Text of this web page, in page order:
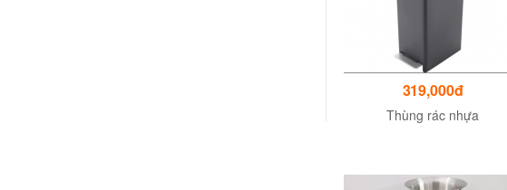
319,000đ
Thùng rác nhựa